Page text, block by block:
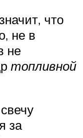
что
не в
не
топливной
за